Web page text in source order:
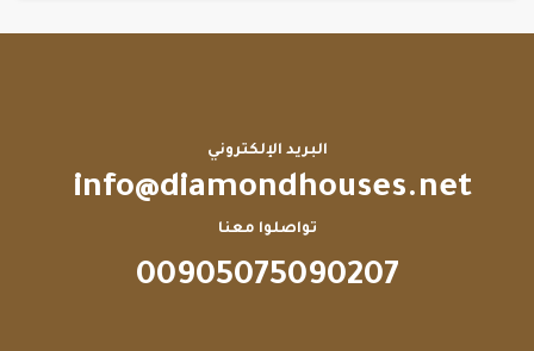
البريد الإلكتروني
info@diamondhouses.net
تواصلوا معنا
00905075090207